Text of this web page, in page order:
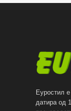
Еуростил е
датира од